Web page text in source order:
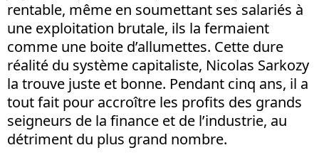
rentable, même en soumettant ses salariés à
une exploitation brutale, ils la fermaient
comme une boite d’allumettes. Cette dure
réalité du système capitaliste, Nicolas Sarkozy
la trouve juste et bonne. Pendant cinq ans, il a
tout fait pour accroître les profits des grands
seigneurs de la finance et de l’industrie, au
détriment du plus grand nombre.